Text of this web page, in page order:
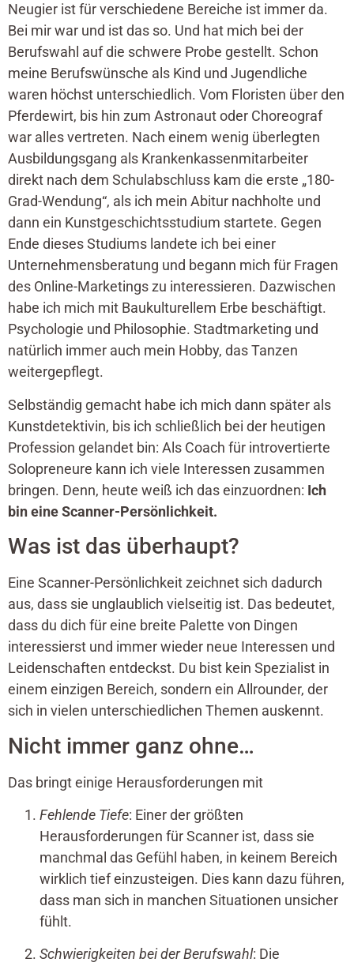
Neugier ist für verschiedene Bereiche ist immer da.
Bei mir war und ist das so. Und hat mich bei der
Berufswahl auf die schwere Probe gestellt. Schon
meine Berufswünsche als Kind und Jugendliche
waren höchst unterschiedlich. Vom Floristen über den
Pferdewirt, bis hin zum Astronaut oder Choreograf
war alles vertreten. Nach einem wenig überlegten
Ausbildungsgang als Krankenkassenmitarbeiter
direkt nach dem Schulabschluss kam die erste „180-
Grad-Wendung“, als ich mein Abitur nachholte und
dann ein Kunstgeschichtsstudium startete. Gegen
Ende dieses Studiums landete ich bei einer
Unternehmensberatung und begann mich für Fragen
des Online-Marketings zu interessieren. Dazwischen
habe ich mich mit Baukulturellem Erbe beschäftigt.
Psychologie und Philosophie. Stadtmarketing und
natürlich immer auch mein Hobby, das Tanzen
weitergepflegt.
Selbständig gemacht habe ich mich dann später als
Kunstdetektivin, bis ich schließlich bei der heutigen
Profession gelandet bin: Als Coach für introvertierte
Solopreneure kann ich viele Interessen zusammen
bringen. Denn, heute weiß ich das einzuordnen: Ich
bin eine Scanner-Persönlichkeit.
Was ist das überhaupt?
Eine Scanner-Persönlichkeit zeichnet sich dadurch
aus, dass sie unglaublich vielseitig ist. Das bedeutet,
dass du dich für eine breite Palette von Dingen
interessierst und immer wieder neue Interessen und
Leidenschaften entdeckst. Du bist kein Spezialist in
einem einzigen Bereich, sondern ein Allrounder, der
sich in vielen unterschiedlichen Themen auskennt.
Nicht immer ganz ohne…
Das bringt einige Herausforderungen mit
Fehlende Tiefe: Einer der größten
Herausforderungen für Scanner ist, dass sie
manchmal das Gefühl haben, in keinem Bereich
wirklich tief einzusteigen. Dies kann dazu führen,
dass man sich in manchen Situationen unsicher
fühlt.
Schwierigkeiten bei der Berufswahl: Die